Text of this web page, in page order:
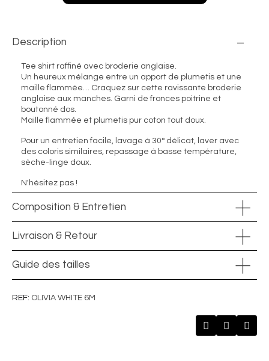
Description
Tee shirt raffiné avec broderie anglaise.
Un heureux mélange entre un apport de plumetis et une
maille flammée… Craquez sur cette ravissante broderie
anglaise aux manches. Garni de fronces poitrine et
boutonné dos.
Maille flammée et plumetis pur coton tout doux.
Pour un entretien facile, lavage à 30° délicat, laver avec
des coloris similaires, repassage à basse température,
sèche-linge doux.
N'hésitez pas !
Composition & Entretien
Livraison & Retour
Guide des tailles
REF OLIVIA WHITE 6M